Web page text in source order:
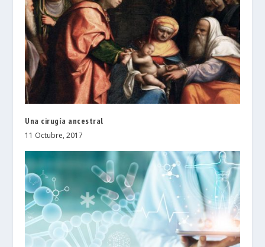
Una cirugía ancestral
11 Octubre, 2017